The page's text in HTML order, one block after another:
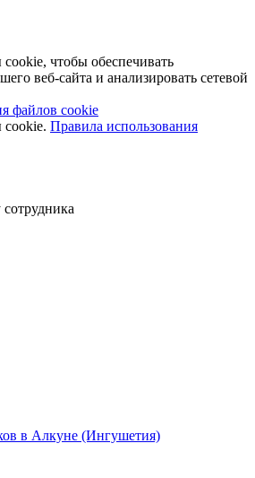
чтобы обеспечивать
веб-сайта и анализировать сетевой
файлов cookie
Правила использования
в Алкуне (Ингушетия)